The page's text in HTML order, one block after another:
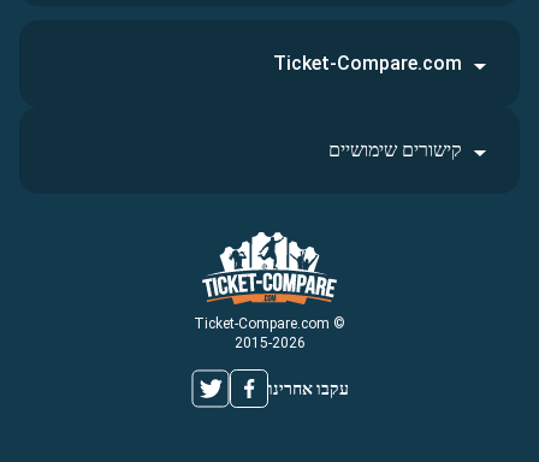
© Ticket-Compare.com
2015-2026
עקבו אחרינו
Ticket-Compare.com
קישורים שימושיים